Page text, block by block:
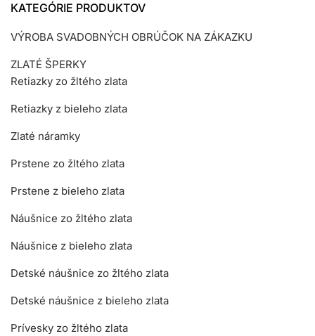
KATEGÓRIE PRODUKTOV
VÝROBA SVADOBNÝCH OBRÚČOK NA ZÁKAZKU
ZLATÉ ŠPERKY
Retiazky zo žltého zlata
Retiazky z bieleho zlata
Zlaté náramky
Prstene zo žltého zlata
Prstene z bieleho zlata
Náušnice zo žltého zlata
Náušnice z bieleho zlata
Detské náušnice zo žltého zlata
Detské náušnice z bieleho zlata
Prívesky zo žltého zlata